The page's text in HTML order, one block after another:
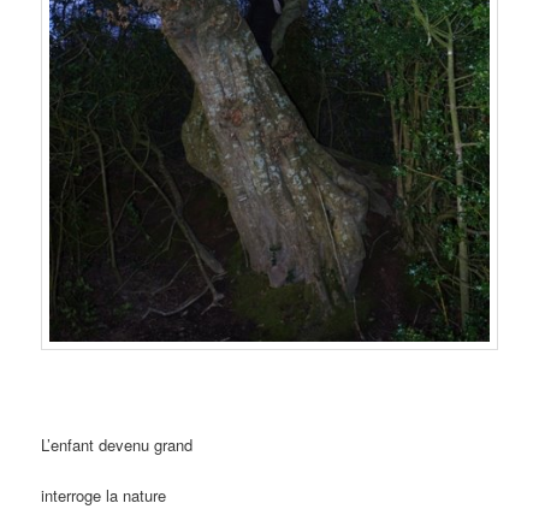
L’enfant devenu grand
interroge la nature